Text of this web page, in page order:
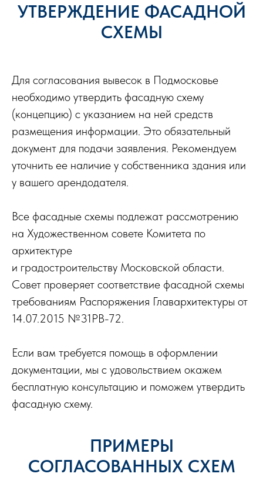
УТВЕРЖДЕНИЕ ФАСАДНОЙ
СХЕМЫ
Для согласования вывесок в Подмосковье
необходимо утвердить фасадную схему
(концепцию) с указанием на ней средств
размещения информации. Это обязательный
документ для подачи заявления. Рекомендуем
уточнить ее наличие у собственника здания или
у вашего арендодателя.
Все фасадные схемы подлежат рассмотрению
на Художественном совете Комитета по
архитектуре
и градостроительству Московской области.
Совет проверяет соответствие фасадной схемы
требованиям Распоряжения Главархитектуры от
14.07.2015 №31РВ-72.
Если вам требуется помощь в оформлении
документации, мы с удовольствием окажем
бесплатную консультацию и поможем утвердить
фасадную схему.
ПРИМЕРЫ
СОГЛАСОВАННЫХ СХЕМ